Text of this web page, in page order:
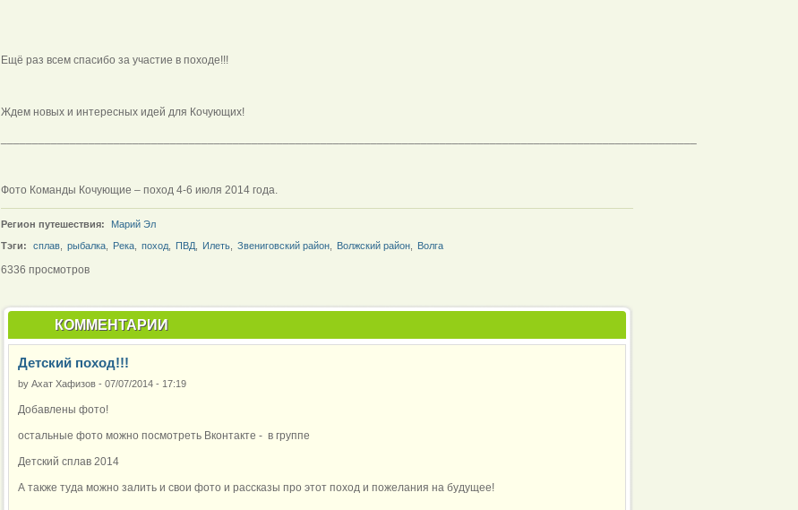
Ещё раз всем спасибо за участие в походе!!!
Ждем новых и интересных идей для Кочующих!
Фото Команды Кочующие – поход 4-6 июля 2014 года.
Регион путешествия:
Марий Эл
Тэги:
сплав, рыбалка, Река, поход, ПВД, Илеть, Звениговский район, Волжский район, Волга
6336 просмотров
КОММЕНТАРИИ
Детский поход!!!
by Ахат Хафизов- 07/07/2014 - 17:19
Добавлены фото!
остальные фото можно посмотреть Вконтакте - в группе
Детский сплав 2014
А также туда можно залить и свои фото и рассказы про этот поход и пожелания на будущее!